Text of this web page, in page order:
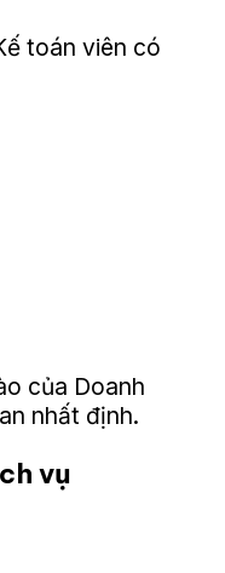
toán viên có
của Doanh
nhất định.
vụ